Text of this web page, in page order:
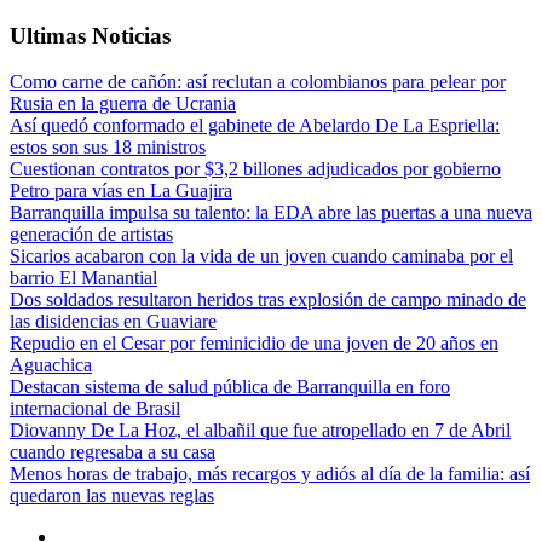
Ultimas Noticias
Como carne de cañón: así reclutan a colombianos para pelear por
Rusia en la guerra de Ucrania
Así quedó conformado el gabinete de Abelardo De La Espriella:
estos son sus 18 ministros
Cuestionan contratos por $3,2 billones adjudicados por gobierno
Petro para vías en La Guajira
Barranquilla impulsa su talento: la EDA abre las puertas a una nueva
generación de artistas
Sicarios acabaron con la vida de un joven cuando caminaba por el
barrio El Manantial
Dos soldados resultaron heridos tras explosión de campo minado de
las disidencias en Guaviare
Repudio en el Cesar por feminicidio de una joven de 20 años en
Aguachica
Destacan sistema de salud pública de Barranquilla en foro
internacional de Brasil
Diovanny De La Hoz, el albañil que fue atropellado en 7 de Abril
cuando regresaba a su casa
Menos horas de trabajo, más recargos y adiós al día de la familia: así
quedaron las nuevas reglas